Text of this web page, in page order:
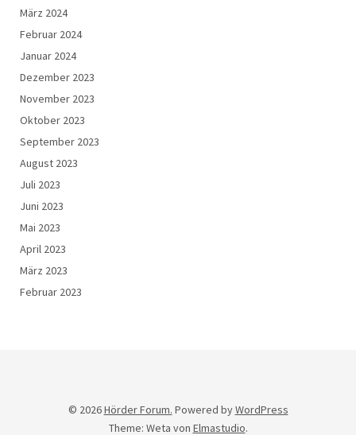
März 2024
Februar 2024
Januar 2024
Dezember 2023
November 2023
Oktober 2023
September 2023
August 2023
Juli 2023
Juni 2023
Mai 2023
April 2023
März 2023
Februar 2023
© 2026Hörder Forum. Powered byWordPress
Theme: Weta von Elmastudio.